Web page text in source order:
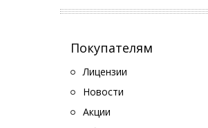
Покупателям
Лицензии
Новости
Акции